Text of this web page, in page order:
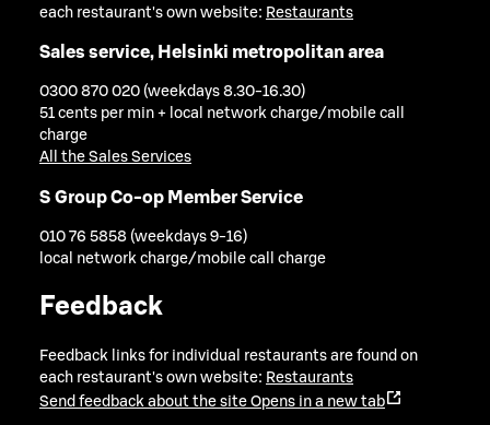
each restaurant's own website: Restaurants
Sales service, Helsinki metropolitan area
0300 870 020 (weekdays 8.30-16.30)
51 cents per min + local network charge/mobile call
charge
All the Sales Services
S Group Co-op Member Service
010 76 5858 (weekdays 9-16)
local network charge/mobile call charge
Feedback
Feedback links for individual restaurants are found on
each restaurant's own website: Restaurants
Send feedback about the site Opens in a new tab